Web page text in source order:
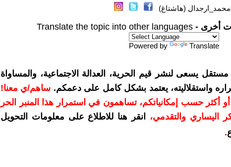
(هاشتاغ)
أخرى - Translate the topic into other languages
Powered by Translate
يسعى لنشر قيم الحرية، العدالة الاجتماعية، والمساواة
واستقلاليته، يعتمد بشكل كامل على دعمكم. ساهم/ي معنا!
سنويًا أو أكثر حسب إمكانياتكم، تساهمون في استمرار هذا المنبر الحر
اليساري والتقدمي،
انقر هنا للاطلاع على معلومات التحويل
.